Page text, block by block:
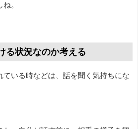
。
る状況なのか考える
ている時などは、話を聞く気持ちにな